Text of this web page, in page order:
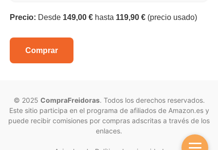
Precio: Desde 149,00 € hasta 119,90 € (precio usado)
Comprar
© 2025 CompraFreidoras. Todos los derechos reservados.
Este sitio participa en el programa de afiliados de Amazon.es y
puede recibir comisiones por compras adscritas a través de los
enlaces.